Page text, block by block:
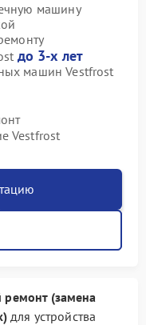
машину
до 3-х лет
машин Vestfrost
Vestfrost
ремонт (замена
для устройства